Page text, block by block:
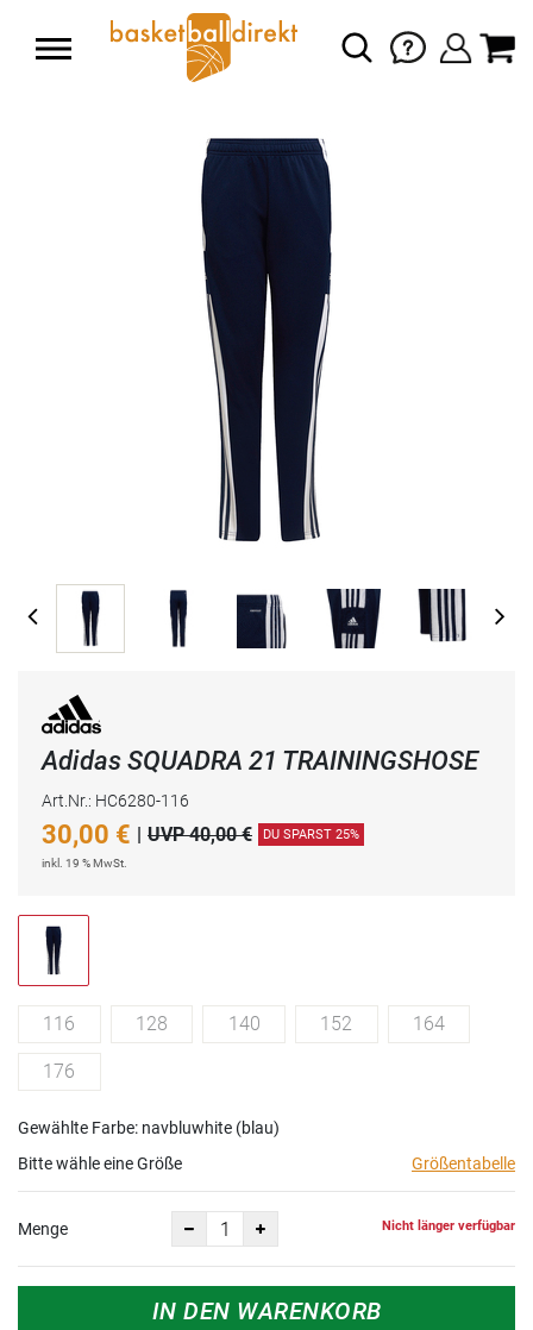
Adidas SQUADRA 21 TRAININGSHOSE
Art.Nr.: HC6280-116
30,00 € | UVP 40,00 € DU SPARST 25%
inkl. 19 % MwSt.
116 128 140 152 164
176
Gewählte Farbe: navbluwhite (blau)
Bitte wähle eine Größe
Größentabelle
Menge Nicht länger verfügbar
IN DEN WARENKORB